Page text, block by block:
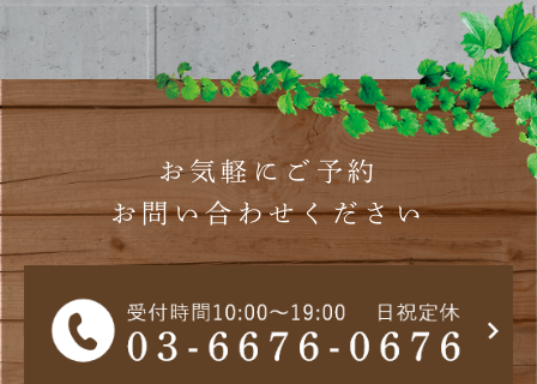
お気軽にご予約
お問い合わせください